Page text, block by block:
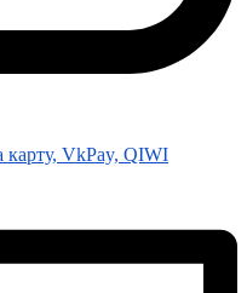
VkPay, QIWI